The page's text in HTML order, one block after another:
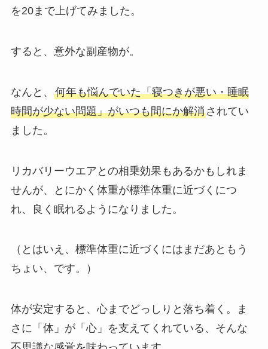
を20まで上げてみました。
すると、意外な副産物が。
なんと、 何年も悩んでいた「寝つきが悪い・睡眠
時間が少ない問題」がいつも間にか解消されてい
ました。
リカバリーウエアとの相乗効果もあるかもしれま
せんが、とにかく体重が標準体重に近づくにつ
れ、良く眠れるようになりました。
（とはいえ、標準体重に近づくにはまだあともう
ちょい、です。）
体が安定すると、心までどっしりと落ち着く。ま
さに「体」が「心」を支えてくれている、そんな